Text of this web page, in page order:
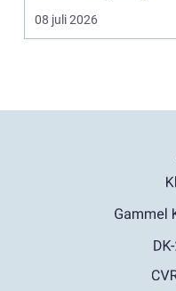
ekonomi i samma p...
08 juli 2026